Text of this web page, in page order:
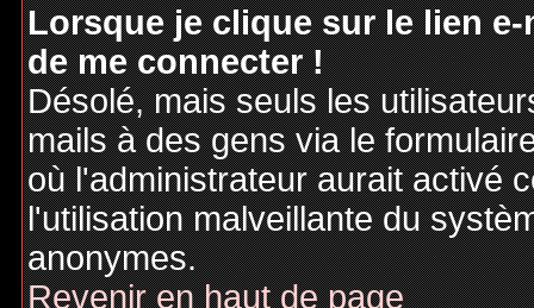
Lorsque je clique sur le lien
de me connecter !
Désolé, mais seuls les
mails à des gens via le
où l'administrateur aurait activé
l'utilisation malveillante du
anonymes.
Revenir en haut de page